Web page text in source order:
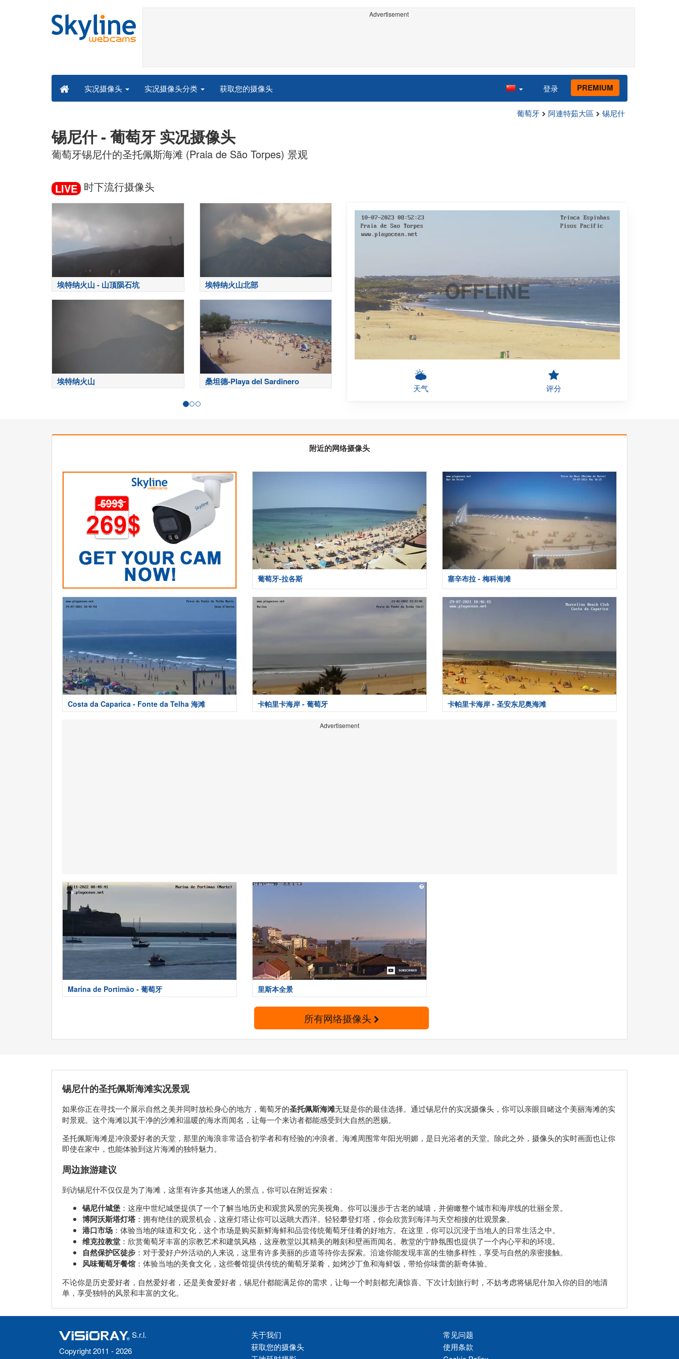
Advertisement
实况摄像头 实况摄像头分类 获取您的摄像头 登录 PREMIUM
葡萄牙 阿連特茹大區 锡尼什
锡尼什 - 葡萄牙 实况摄像头
葡萄牙锡尼什的圣托佩斯海滩 (Praia de São Torpes) 景观
LIVE 时下流行摄像头
埃特纳火山 - 山顶陨石坑 埃特纳火山北部
埃特纳火山 桑坦德-Playa del Sardinero
OFFLINE
天气 评分
附近的网络摄像头
葡萄牙-拉各斯 塞辛布拉 - 梅科海滩
Costa da Caparica - Fonte da Telha 海滩 卡帕里卡海岸 - 葡萄牙 卡帕里卡海岸 - 圣安东尼奥海滩
Advertisement
Marina de Portimão - 葡萄牙 里斯本全景
所有网络摄像头
锡尼什的圣托佩斯海滩实况景观
如果你正在寻找一个展示自然之美并同时放松身心的地方，葡萄牙的圣托佩斯海滩无疑是你的最佳选择。通过锡尼什的实况摄像头，你可以亲眼目睹这个美丽海滩的实
时景观。这个海滩以其干净的沙滩和温暖的海水而闻名，让每一个来访者都能感受到大自然的恩赐。
圣托佩斯海滩是冲浪爱好者的天堂，那里的海浪非常适合初学者和有经验的冲浪者。海滩周围常年阳光明媚，是日光浴者的天堂。除此之外，摄像头的实时画面也让你
即使在家中，也能体验到这片海滩的独特魅力。
周边旅游建议
到访锡尼什不仅仅是为了海滩，这里有许多其他迷人的景点，你可以在附近探索：
锡尼什城堡 ：这座中世纪城堡提供了一个了解当地历史和观赏风景的完美视角。你可以漫步于古老的城墙，并俯瞰整个城市和海岸线的壮丽全景。
博阿沃斯塔灯塔 ：拥有绝佳的观景机会，这座灯塔让你可以远眺大西洋。轻轻攀登灯塔，你会欣赏到海洋与天空相接的壮观景象。
港口市场 ：体验当地的味道和文化，这个市场是购买新鲜海鲜和品尝传统葡萄牙佳肴的好地方。在这里，你可以沉浸于当地人的日常生活之中。
维克拉教堂 ：欣赏葡萄牙丰富的宗教艺术和建筑风格，这座教堂以其精美的雕刻和壁画而闻名。教堂的宁静氛围也提供了一个内心平和的环境。
自然保护区徒步 ：对于爱好户外活动的人来说，这里有许多美丽的步道等待你去探索。沿途你能发现丰富的生物多样性，享受与自然的亲密接触。
风味葡萄牙餐馆 ：体验当地的美食文化，这些餐馆提供传统的葡萄牙菜肴，如烤沙丁鱼和海鲜饭，带给你味蕾的新奇体验。
不论你是历史爱好者，自然爱好者，还是美食爱好者，锡尼什都能满足你的需求，让每一个时刻都充满惊喜。下次计划旅行时，不妨考虑将锡尼什加入你的目的地清
单，享受独特的风景和丰富的文化。
S.r.l.
Copyright 2011 - 2026
关于我们
获取您的摄像头
常见问题
使用条款